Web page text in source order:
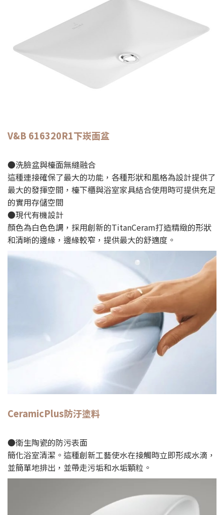
V&B 616320R1下崁面盆
●洗臉盆與檯面無縫融合
這種連接確保了最大的功能，各種形狀和風格為設計提供了
最大的發揮空間，檯下櫃與浴室家具結合使用時可提供充足
的實用存儲空間
●現代有機設計
顏色為白色色調，採用創新的TitanCeram打造精緻的形狀
和清晰的邊緣，邊緣較窄，提供最大的舒適度。
CeramicPlus防汙塗料
●衛生陶瓷的防污表面
簡化浴室清潔。這種創新工藝使水在接觸時立即形成水滴，
並簡單地排出，並帶走污垢和水垢顆粒。